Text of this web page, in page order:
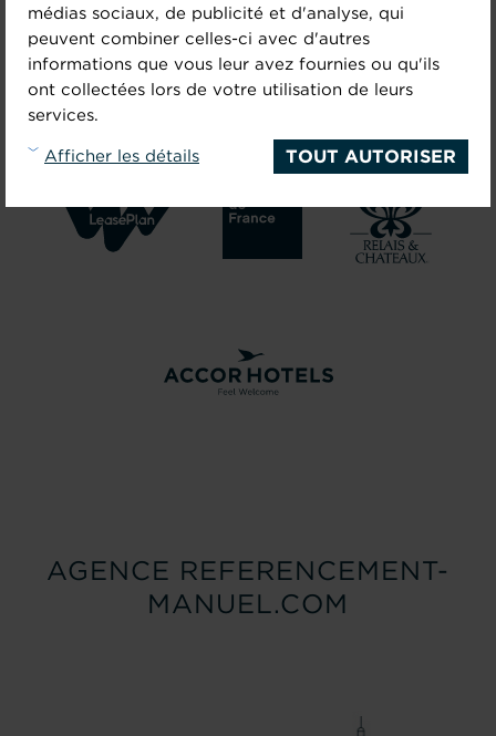
médias sociaux, de publicité et d'analyse, qui
peuvent combiner celles-ci avec d'autres
informations que vous leur avez fournies ou qu'ils
ont collectées lors de votre utilisation de leurs
services.
TOUT AUTORISER
Afficher les détails
ILS NOUS FONT
CONFIANCE
AGENCE REFERENCEMENT-
MANUEL.COM